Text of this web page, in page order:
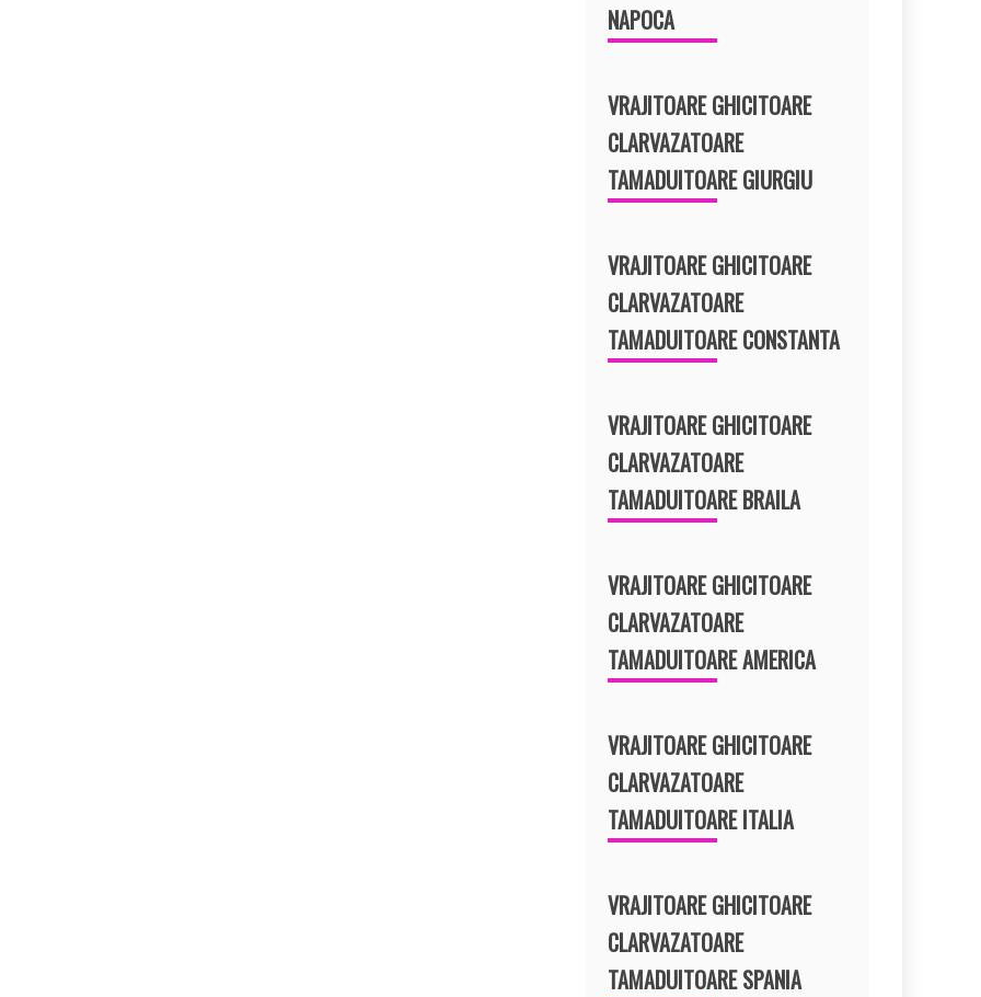
NAPOCA
VRAJITOARE GHICITOARE
CLARVAZATOARE
TAMADUITOARE GIURGIU
VRAJITOARE GHICITOARE
CLARVAZATOARE
TAMADUITOARE CONSTANTA
VRAJITOARE GHICITOARE
CLARVAZATOARE
TAMADUITOARE BRAILA
VRAJITOARE GHICITOARE
CLARVAZATOARE
TAMADUITOARE AMERICA
VRAJITOARE GHICITOARE
CLARVAZATOARE
TAMADUITOARE ITALIA
VRAJITOARE GHICITOARE
CLARVAZATOARE
TAMADUITOARE SPANIA